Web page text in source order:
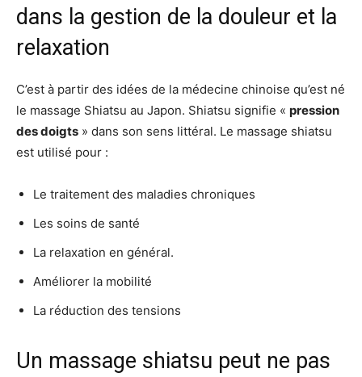
dans la gestion de la douleur et la
relaxation
C’est à partir des idées de la médecine chinoise qu’est né
le massage Shiatsu au Japon. Shiatsu signifie « pression
des doigts » dans son sens littéral. Le massage shiatsu
est utilisé pour :
Le traitement des maladies chroniques
Les soins de santé
La relaxation en général.
Améliorer la mobilité
La réduction des tensions
Un massage shiatsu peut ne pas